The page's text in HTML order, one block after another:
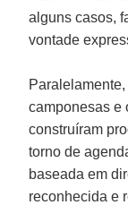
alguns casos,
vontade
camponesas e
construíram
torno de
baseada em
reconhecida e